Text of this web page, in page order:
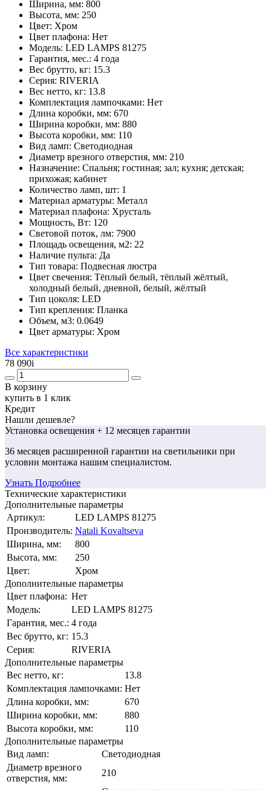
Ширина, мм: 800
Высота, мм: 250
Цвет: Хром
Цвет плафона: Нет
Модель: LED LAMPS 81275
Гарантия, мес.: 4 года
Вес брутто, кг: 15.3
Серия: RIVERIA
Вес нетто, кг: 13.8
Комплектация лампочками: Нет
Длина коробки, мм: 670
Ширина коробки, мм: 880
Высота коробки, мм: 110
Вид ламп: Светодиодная
Диаметр врезного отверстия, мм: 210
Назначение: Спальня; гостиная; зал; кухня; детская;
прихожая; кабинет
Количество ламп, шт: 1
Материал арматуры: Металл
Материал плафона: Хрусталь
Мощность, Вт: 120
Световой поток, лм: 7900
Площадь освещения, м2: 22
Наличие пульта: Да
Тип товара: Подвесная люстра
Цвет свечения: Тёплый белый, тёплый жёлтый,
холодный белый, дневной, белый, жёлтый
Тип цоколя: LED
Тип крепления: Планка
Объем, м3: 0.0649
Цвет арматуры: Хром
Все характеристики
78 090i
В корзину
купить в 1 клик
Кредит
Нашли дешевле?
Установка освещения + 12 месяцев гарантии
36 месяцев расширенной гарантии на светильники при
условии монтажа нашим специалистом.
Узнать Подробнее
Технические характеристики
Дополнительные параметры
Артикул:
LED LAMPS 81275
Производитель: Natali Kovaltseva
Ширина, мм:
800
Высота, мм:
250
Цвет:
Хром
Дополнительные параметры
Цвет плафона: Нет
Модель:
LED LAMPS 81275
Гарантия, мес.: 4 года
Вес брутто, кг: 15.3
Серия:
RIVERIA
Дополнительные параметры
Вес нетто, кг:
13.8
Комплектация лампочками: Нет
Длина коробки, мм:
670
Ширина коробки, мм:
880
Высота коробки, мм:
110
Дополнительные параметры
Вид ламп:
Светодиодная
Диаметр врезного
отверстия, мм:
210